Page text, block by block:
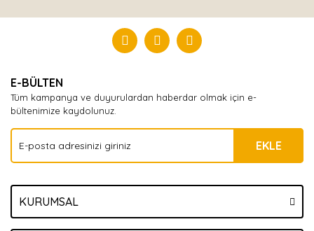
Yorum Yaz
E-BÜLTEN
Tüm kampanya ve duyurulardan haberdar olmak için e-
bültenimize kaydolunuz.
EKLE
KURUMSAL